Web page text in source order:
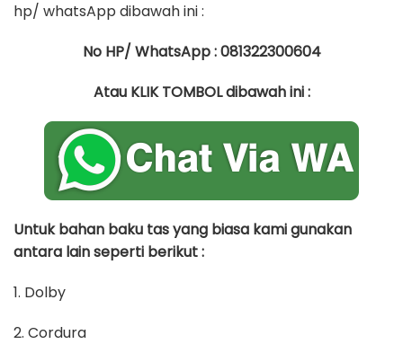
hp/ whatsApp dibawah ini :
No HP/ WhatsApp : 081322300604
Atau KLIK TOMBOL dibawah ini :
Untuk bahan baku tas yang biasa kami gunakan
antara lain seperti berikut :
1. Dolby
2. Cordura